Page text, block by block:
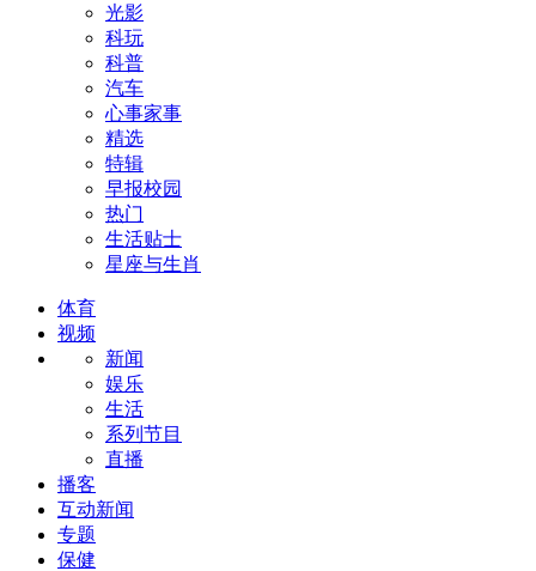
光影
科玩
科普
汽车
心事家事
精选
特辑
早报校园
热门
生活贴士
星座与生肖
体育
视频
新闻
娱乐
生活
系列节目
直播
播客
互动新闻
专题
保健